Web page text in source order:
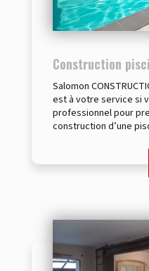
Construction
Salomon
est à votre service si
professionnel pour
construction d’une